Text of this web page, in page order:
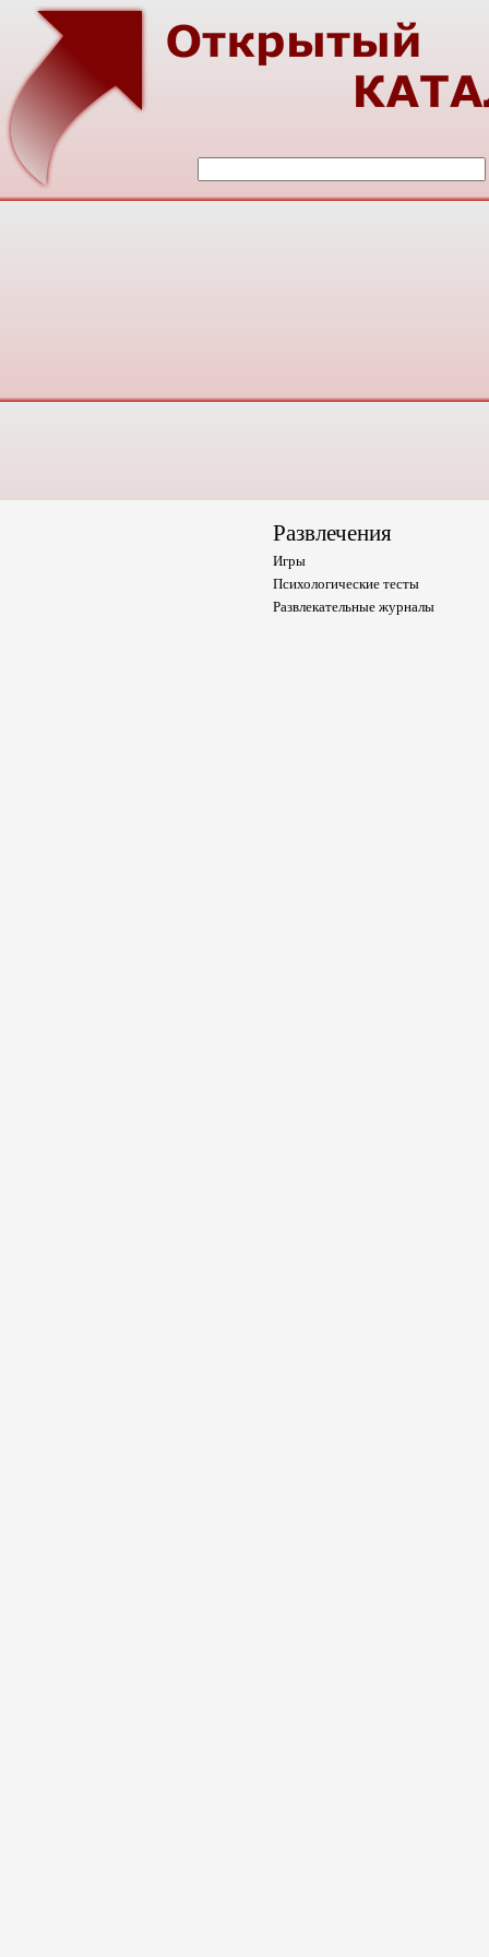
Развлечения
Игры
Психологические тесты
Развлекательные журналы